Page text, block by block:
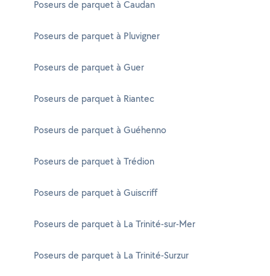
Poseurs de parquet à Caudan
Poseurs de parquet à Pluvigner
Poseurs de parquet à Guer
Poseurs de parquet à Riantec
Poseurs de parquet à Guéhenno
Poseurs de parquet à Trédion
Poseurs de parquet à Guiscriff
Poseurs de parquet à La Trinité-sur-Mer
Poseurs de parquet à La Trinité-Surzur